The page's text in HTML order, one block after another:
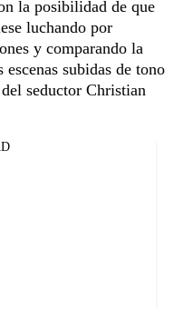
la posibilidad de que
luchando por
y comparando la
subidas de tono
seductor Christian